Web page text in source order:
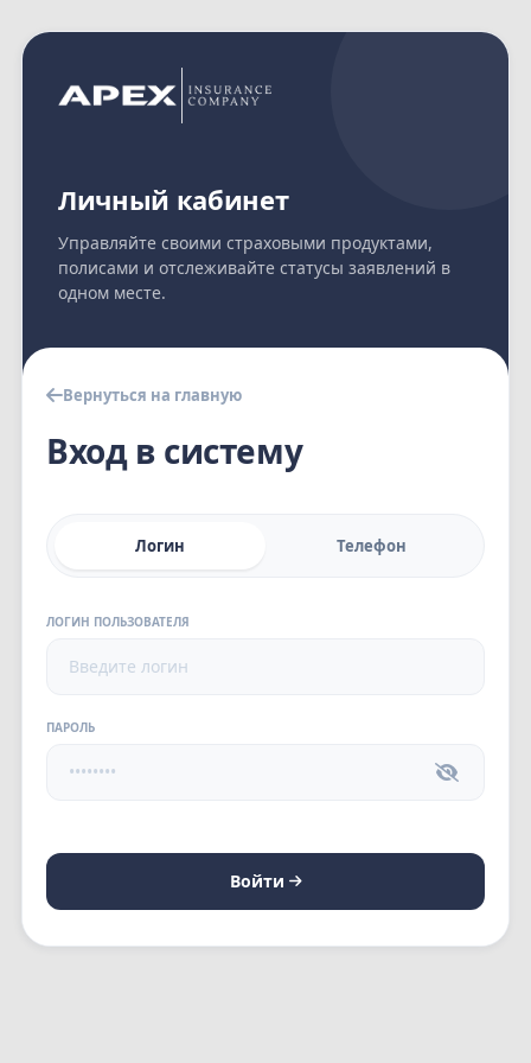
Личный кабинет
Управляйте своими страховыми продуктами,
полисами и отслеживайте статусы заявлений в
одном месте.
Вернуться на главную
Вход в систему
Логин Телефон
ЛОГИН ПОЛЬЗОВАТЕЛЯ
ПАРОЛЬ
Войти